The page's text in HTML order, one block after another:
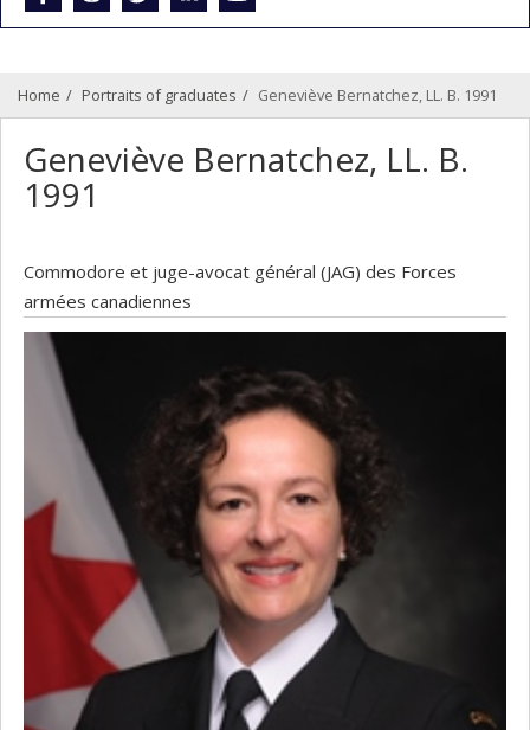
Home Portraits of graduates Geneviève Bernatchez, LL. B. 1991
Geneviève Bernatchez, LL. B.
1991
Commodore et juge-avocat général (JAG) des Forces
armées canadiennes